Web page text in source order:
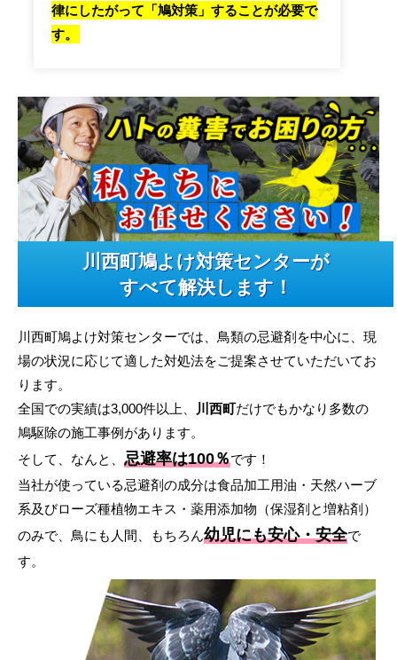
律にしたがって「鳩対策」することが必要で
す。
川西町鳩よけ対策センターが
すべて解決します！
川西町鳩よけ対策センターでは、鳥類の忌避剤を中心に、現
場の状況に応じて適した対処法をご提案させていただいてお
ります。
全国での実績は3,000件以上、
川西町だけでもかなり多数の
鳩駆除の施工事例があります。
そして、なんと、 忌避率は100％です！
当社が使っている忌避剤の成分は食品加工用油・天然ハーブ
系及びローズ種植物エキス・薬用添加物（保湿剤と増粘剤）
のみで、鳥にも人間、もちろん幼児にも安心・安全で
す。